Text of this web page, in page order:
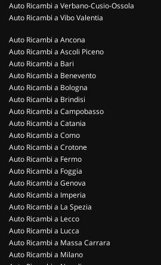
Auto Ricambi a Verbano-Cusio-Ossola
Auto Ricambi a Vibo Valentia
Auto Ricambi a Ancona
Auto Ricambi a Ascoli Piceno
Auto Ricambi a Bari
Auto Ricambi a Benevento
Auto Ricambi a Bologna
Auto Ricambi a Brindisi
Auto Ricambi a Campobasso
Auto Ricambi a Catania
Auto Ricambi a Como
Auto Ricambi a Crotone
Auto Ricambi a Fermo
Auto Ricambi a Foggia
Auto Ricambi a Genova
Auto Ricambi a Imperia
Auto Ricambi a La Spezia
Auto Ricambi a Lecco
Auto Ricambi a Lucca
Auto Ricambi a Massa Carrara
Auto Ricambi a Milano